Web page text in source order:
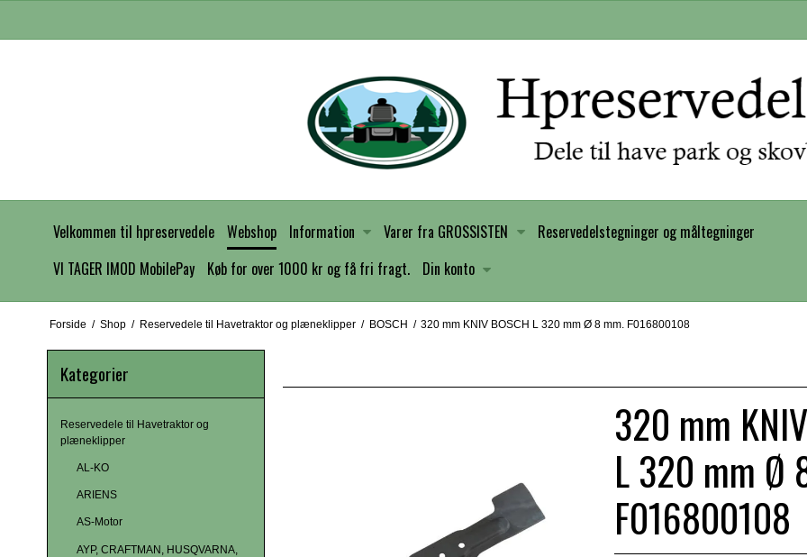
Velkommen til hpreservedele Webshop Information Varer fra GROSSISTEN
Reservedelstegninger og måltegninger
VI TAGER IMOD MobilePay
Køb for over 1000 kr og få fri fragt. Din konto
Forside / Shop / Reservedele til Havetraktor og plæneklipper / BOSCH / 320 mm KNIV BOSCH L 320 mm Ø 8 mm. F016800108
Kategorier
Reservedele til Havetraktor og
plæneklipper
AL-KO
ARIENS
AS-Motor
AYP, CRAFTMAN, HUSQVARNA,
320 mm
L 320 mm Ø
F016800108